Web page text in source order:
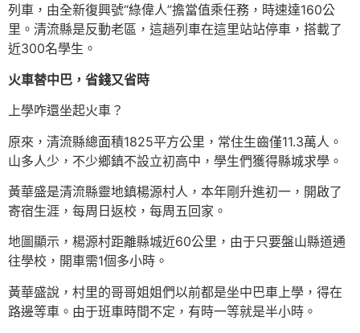
列車，由全新復興號“綠偉人”擔當值乘任務，時速達160公
里。清流縣是反動老區，這趟列車在這里站站停車，搭載了
近300名學生。
火車替中巴，省錢又省時
上學咋還坐起火車？
原來，清流縣總面積1825平方公里，常住生齒僅11.3萬人。
山多人少，不少鄉鎮不設立初高中，學生們獲得縣城求學。
黃華盛是清流縣靈地鎮楊源村人，本年剛升進初一，開啟了
寄宿生涯，每周日返校，每周五回家。
地圖顯示，楊源村距離縣城近60公里，由于只要盤山縣道通
往學校，開車需1個多小時。
黃華盛說，村里的哥哥姐姐們以前都是坐中巴車上學，得在
路邊等車。由于班車時間不定，有時一等就是半小時。